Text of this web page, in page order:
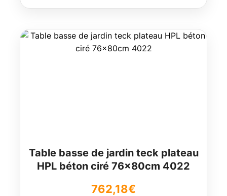
Table basse de jardin teck plateau
HPL béton ciré 76x80cm 4022
762,18€